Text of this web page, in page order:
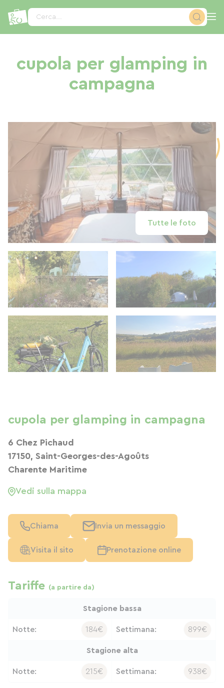
Cerca...
cupola per glamping in
campagna
Tutte le foto
cupola per glamping in campagna
6 Chez Pichaud
17150, Saint-Georges-des-Agoûts
Charente Maritime
Vedi sulla mappa
Chiama Invia un messaggio
Visita il sito Prenotazione online
Tariffe (a partire da)
Stagione bassa
Notte: 184€ Settimana: 899€
Stagione alta
Notte: 215€ Settimana: 938€
Pannello di gestione dei cookies